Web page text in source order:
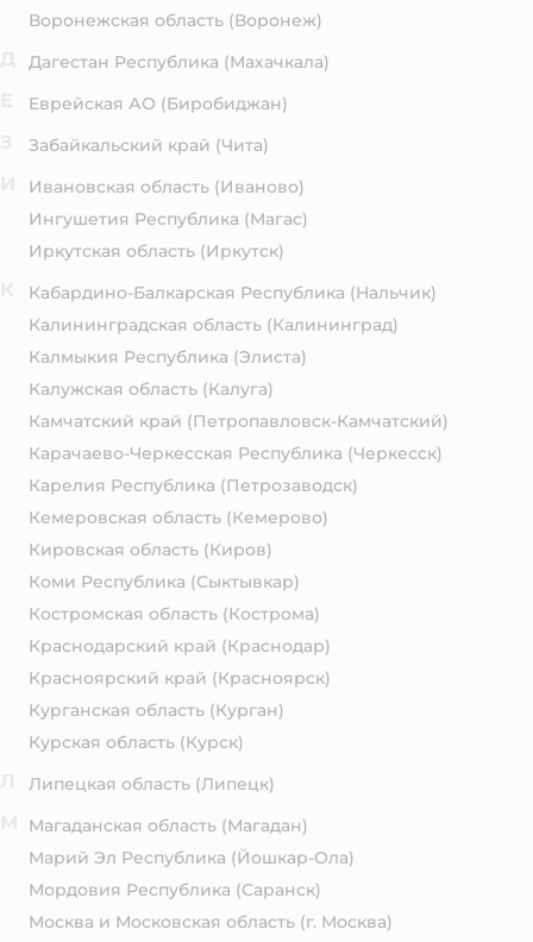
Воронежская область (Воронеж)
Дагестан Республика (Махачкала)
Еврейская АО (Биробиджан)
Забайкальский край (Чита)
Ивановская область (Иваново)
Ингушетия Республика (Магас)
Иркутская область (Иркутск)
Кабардино-Балкарская Республика (Нальчик)
Калининградская область (Калининград)
Калмыкия Республика (Элиста)
Калужская область (Калуга)
Камчатский край (Петропавловск-Камчатский)
Карачаево-Черкесская Республика (Черкесск)
Карелия Республика (Петрозаводск)
Кемеровская область (Кемерово)
Кировская область (Киров)
Коми Республика (Сыктывкар)
Костромская область (Кострома)
Краснодарский край (Краснодар)
Красноярский край (Красноярск)
Курганская область (Курган)
Курская область (Курск)
Липецкая область (Липецк)
Магаданская область (Магадан)
Марий Эл Республика (Йошкар-Ола)
Мордовия Республика (Саранск)
Москва и Московская область (г. Москва)